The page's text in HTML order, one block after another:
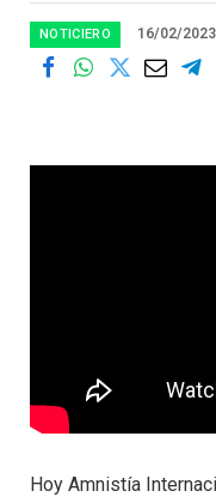
NOTICIERO 16/02/2023
Hoy Amnistía